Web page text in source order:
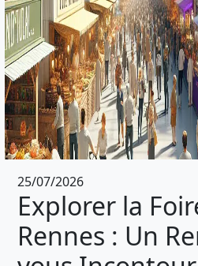
25/07/2026
Explorer la
Rennes : Un